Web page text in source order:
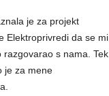
je za projekt
Elektroprivredi da se mi
s nama. Tek
je za mene